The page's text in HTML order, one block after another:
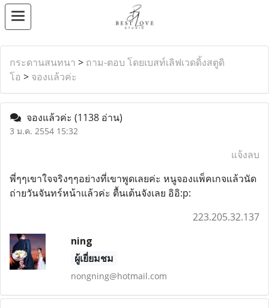
กระดานสนทนา > ถาม-ตอบ โดยเบสท์เลิฟเวดดิ้งสตูดิ
โอ > จองแล้วค่ะ
จองแล้วค่ะ (1138 อ่าน)
3 ม.ค. 2554 15:32
แจ้งลบ
พี่ๆๆเขาใจจริงๆๆอย่างที่เขาพูดเลยค่ะ หนูจองแพ็คเกจแล้วนัด
ถ่ายวันจันทร์หน้าแล้วค่ะ ตื้นเต้นจังเลย อิอิ:p:
223.205.32.137
ning
ผู้เยี่ยมชม
nongning@hotmail.com